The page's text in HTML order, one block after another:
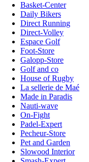
Basket-Center
Daily Bikers
Direct Running
Direct-Volley
Espace Golf
Foot-Store
Galopp-Store
Golf and co
House of Rugby
La sellerie de Maé
Made in Paradis
Nauti-wave
On-Fight
Padel-Expert
Pecheur-Store
Pet and Garden
Slowood Interior